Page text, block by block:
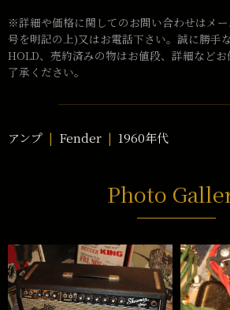
※詳細や価格に関してのお問い合わせはメ
号を明記の上)又はお電話下さい。誠に勝手
HOLD、売約済みの物はお値段、詳細など
了承ください。
アンプ Fender 1960年代
Photo